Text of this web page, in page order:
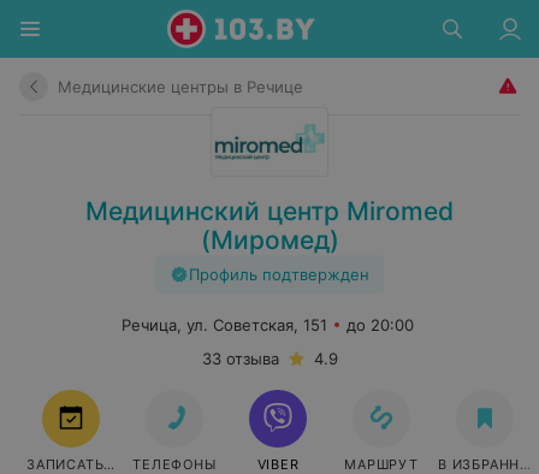
Медицинские центры в Речице
Медицинский центр Miromed
(Миромед)
Профиль подтвержден
Речица, ул. Советская, 151
до 20:00
33 отзыва
4.9
ЗАПИСАТЬСЯ ТЕЛЕФОНЫ VIBER МАРШРУТ В ИЗБРАННОЕ